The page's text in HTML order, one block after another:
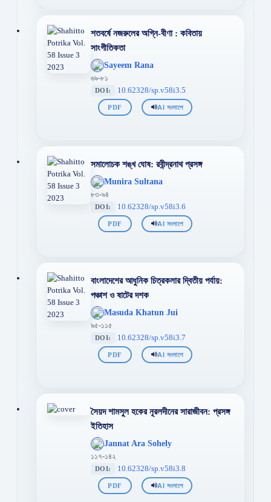
শতবর্ষে নজরুলের অগ্নি-বীণা : কবিতায়
সাংগীতিকতা
';
};">
Sayeem Rana
৬৯-৮১
DOI: 10.62328/sp.v58i3.5
PDF AI সংলাপে
সমালোচক শঙ্খ ঘোষ: রবীন্দ্রনাথ প্রসঙ্গ
';
};">
Munira Sultana
৮৩-৯৪
DOI: 10.62328/sp.v58i3.6
PDF AI সংলাপে
বাংলাদেশের আধুনিক চিত্রকলার দ্বিতীয় পর্যায়:
পঞ্চাশ ও ষাটের দশক
';
};">
Masuda Khatun Jui
৯৫-১১৫
DOI: 10.62328/sp.v58i3.7
PDF AI সংলাপে
সৈয়দ শামসুল হকের নূরলদীনের সারাজীবন: প্রসঙ্গ
ইতিহাস
';
};">
Jannat Ara Sohely
১১৭-১৪২
DOI: 10.62328/sp.v58i3.8
PDF AI সংলাপে